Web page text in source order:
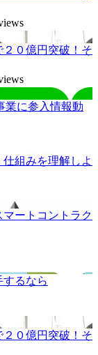
０億円突破！そ
業に参入情報動
組みを理解しよ
ートコントラク
るなら
０億円突破！そ